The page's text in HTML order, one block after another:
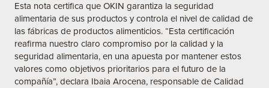
Esta nota certifica que OKIN garantiza la seguridad
alimentaria de sus productos y controla el nivel de calidad de
las fábricas de productos alimenticios. “Esta certificación
reafirma nuestro claro compromiso por la calidad y la
seguridad alimentaria, en una apuesta por mantener estos
valores como objetivos prioritarios para el futuro de la
compañía”, declara Ibaia Arocena, responsable de Calidad